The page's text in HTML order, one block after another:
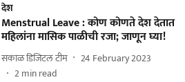
देश
Menstrual Leave : कोण कोणते देश देतात
महिलांना मासिक पाळीची रजा; जाणून घ्या!
सकाळ डिजिटल टीम
24 February 2023
2min read